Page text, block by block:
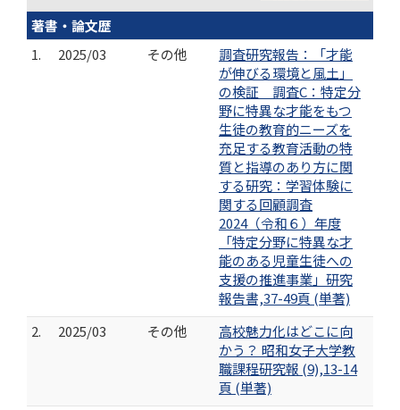
著書・論文歴
1.
2025/03 その他
調査研究報告：「才能
が伸びる環境と風土」
の検証 調査C：特定分
野に特異な才能をもつ
生徒の教育的ニーズを
充足する教育活動の特
質と指導のあり方に関
する研究：学習体験に
関する回顧調査
2024（令和６）年度
「特定分野に特異な才
能のある児童生徒への
支援の推進事業」研究
報告書,37-49頁 (単著)
2.
2025/03 その他
高校魅力化はどこに向
かう？ 昭和女子大学教
職課程研究報 (9),13-14
頁 (単著)